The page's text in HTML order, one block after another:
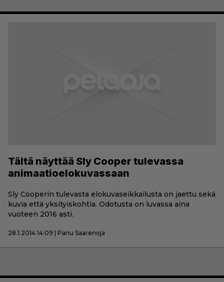
Tältä näyttää Sly Cooper tulevassa
animaatioelokuvassaan
Sly Cooperin tulevasta elokuvaseikkailusta on jaettu sekä
kuvia että yksityiskohtia. Odotusta on luvassa aina
vuoteen 2016 asti.
28.1.2014 14:09 | Panu Saarenoja